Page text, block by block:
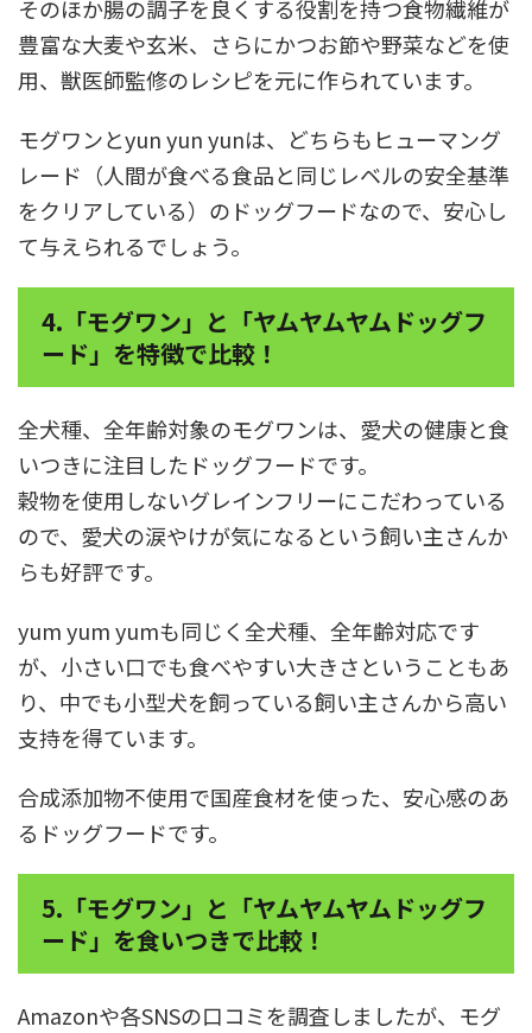
そのほか腸の調子を良くする役割を持つ食物繊維が
豊富な大麦や玄米、さらにかつお節や野菜などを使
用、獣医師監修のレシピを元に作られています。
モグワンとyun yun yunは、どちらもヒューマング
レード（人間が食べる食品と同じレベルの安全基準
をクリアしている）のドッグフードなので、安心し
て与えられるでしょう。
4.「モグワン」と「ヤムヤムヤムドッグフ
ード」を特徴で比較！
全犬種、全年齢対象のモグワンは、愛犬の健康と食
いつきに注目したドッグフードです。
穀物を使用しないグレインフリーにこだわっている
ので、愛犬の涙やけが気になるという飼い主さんか
らも好評です。
yum yum yumも同じく全犬種、全年齢対応です
が、小さい口でも食べやすい大きさということもあ
り、中でも小型犬を飼っている飼い主さんから高い
支持を得ています。
合成添加物不使用で国産食材を使った、安心感のあ
るドッグフードです。
5.「モグワン」と「ヤムヤムヤムドッグフ
ード」を食いつきで比較！
Amazonや各SNSの口コミを調査しましたが、モグ